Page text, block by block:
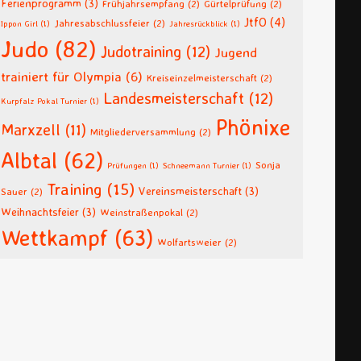
Frühjahrsempfang (2) Gürtelprüfung (2)
Ippon Girl (1) Jahresabschlussfeier (2) Jahresrückblick (1) JtfO (4)
Judo (82) Judotraining (12) Jugend
trainiert für Olympia (6) Kreiseinzelmeisterschaft (2)
Kurpfalz Pokal Turnier (1) Landesmeisterschaft (12)
Marxzell (11) Mitgliederversammlung (2) Phönixe
Albtal (62) Prüfungen (1) Schneemann Turnier (1) Sonja
Sauer (2) Training (15) Vereinsmeisterschaft (3)
Weihnachtsfeier (3) Weinstraßenpokal (2)
Wettkampf (63) Wolfartsweier (2)